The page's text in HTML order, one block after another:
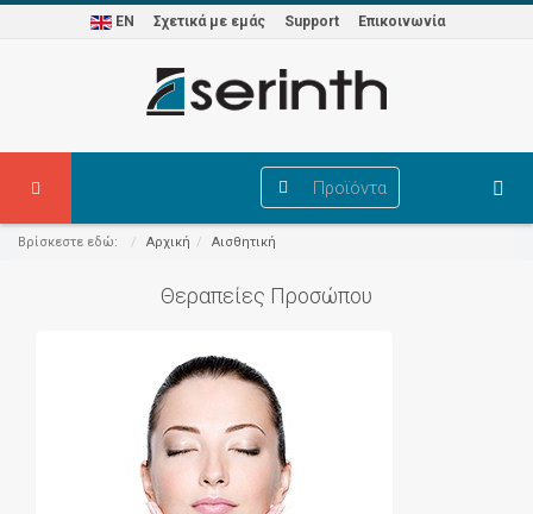
EN Σχετικά με εμάς Support Επικοινωνία
Προϊόντα
Βρίσκεστε εδώ: Αρχική Αισθητική
Θεραπείες Προσώπου